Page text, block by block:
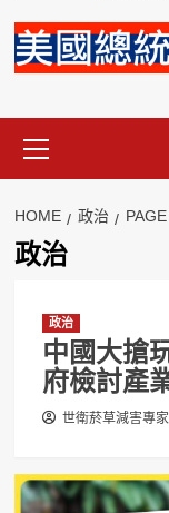
Menu
HOME 政治
政治
政治
中國大搶
府檢討產
世衛菸草減害專